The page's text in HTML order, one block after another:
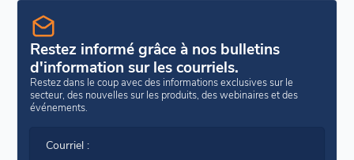
Restez informé grâce à nos bulletins
d'information sur les courriels.
Restez dans le coup avec des informations exclusives sur le
secteur, des nouvelles sur les produits, des webinaires et des
événements.
Courriel :